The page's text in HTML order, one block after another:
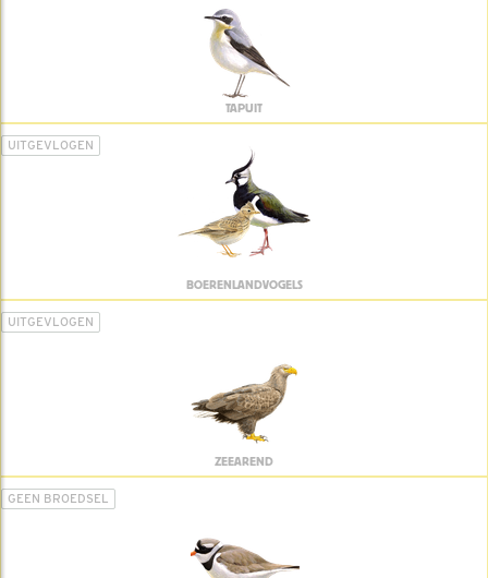
TAPUIT
UITGEVLOGEN
BOERENLANDVOGELS
UITGEVLOGEN
ZEEAREND
GEEN BROEDSEL